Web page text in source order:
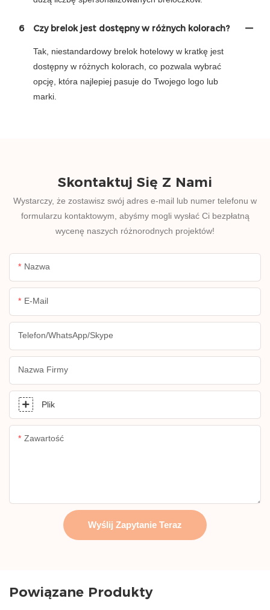
6 Czy brelok jest dostępny w różnych kolorach?
Tak, niestandardowy brelok hotelowy w kratkę jest
dostępny w różnych kolorach, co pozwala wybrać
opcję, która najlepiej pasuje do Twojego logo lub
marki.
Skontaktuj Się Z Nami
Wystarczy, że zostawisz swój adres e-mail lub numer telefonu w
formularzu kontaktowym, abyśmy mogli wysłać Ci bezpłatną
wycenę naszych różnorodnych projektów!
Nazwa
E-Mail
Telefon/WhatsApp/Skype
Nazwa Firmy
Plik
Zawartość
Wyślij Zapytanie Teraz
Powiązane Produkty